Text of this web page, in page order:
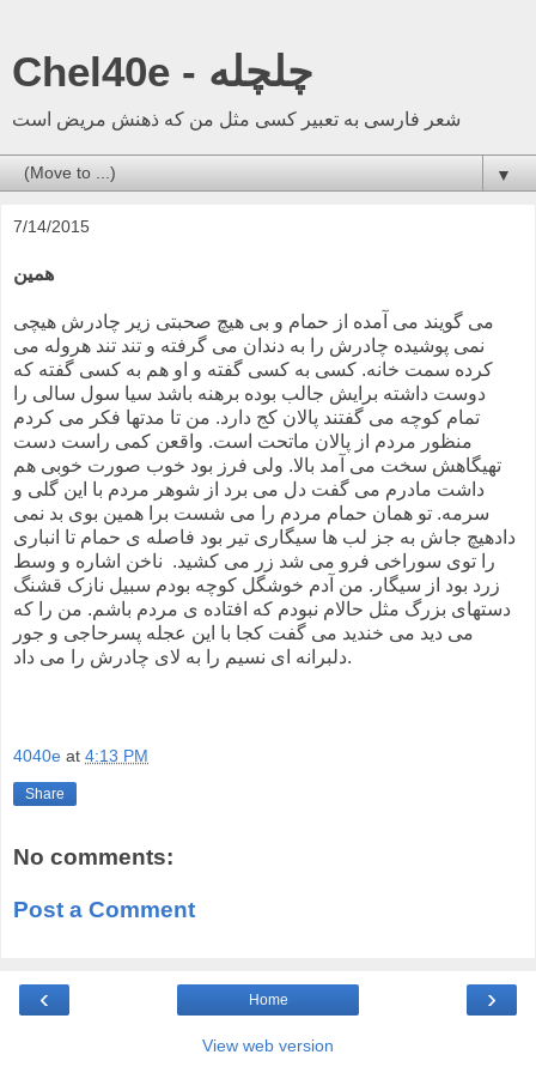
Chel40e - چلچله
شعر فارسی به تعبیر کسی مثل من که ذهنش مریض است
▼
7/14/2015
همین
می گویند می آمده از حمام و بی هیچ صحبتی زیر چادرش هیچی
نمی پوشیده چادرش را به دندان می گرفته و تند تند هروله می
کرده سمت خانه. کسی به کسی گفته و او هم به کسی گفته که
دوست داشته برایش جالب بوده برهنه باشد سیا سول سالی را
تمام کوچه می گفتند پالان کج دارد. من تا مدتها فکر می کردم
منظور مردم از پالان ماتحت است. واقعن کمی راست دست
تهیگاهش سخت می آمد بالا. ولی فرز بود خوب صورت خوبی هم
داشت مادرم می گفت دل می برد از شوهر مردم با این گلی و
سرمه. تو همان حمام مردم را می شست برا همین بوی بد نمی
دادهیچ جاش به جز لب ها سیگاری تیر بود فاصله ی حمام تا انباری
را توی سوراخی فرو می شد زر می کشید. ناخن اشاره و وسط
زرد بود از سیگار. من آدم خوشگل کوچه بودم سبیل نازک قشنگ
دستهای بزرگ مثل حالام نبودم که افتاده ی مردم باشم. من را که
می دید می خندید می گفت کجا با این عجله پسرحاجی و جور
دلبرانه ای نسیم را به لای چادرش را می داد.
4040e at 4:13 PM
Share
No comments:
Post a Comment
‹ ›
Home
View web version